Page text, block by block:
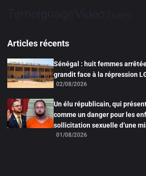
TémoignageVidéo Études
Articles récents
Sénégal : huit femmes
grandit face à la répression
02/08/2026
Un élu républicain, qui
comme un danger pour les
sollicitation sexuelle d’une
01/08/2026